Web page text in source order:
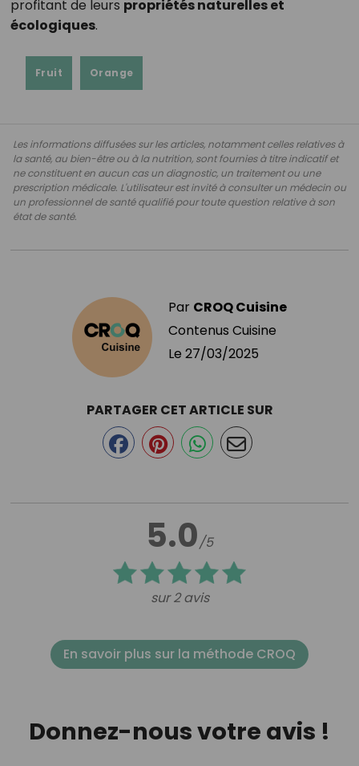
profitant de leurs propriétés naturelles et
écologiques.
Fruit Orange
Les informations diffusées sur les articles, notamment celles relatives à
la santé, au bien-être ou à la nutrition, sont fournies à titre indicatif et
ne constituent en aucun cas un diagnostic, un traitement ou une
prescription médicale. L'utilisateur est invité à consulter un médecin ou
un professionnel de santé qualifié pour toute question relative à son
état de santé.
Par CROQ Cuisine
Contenus Cuisine
Le 27/03/2025
5.0/5
sur 2 avis
PARTAGER CET ARTICLE SUR
En savoir plus sur la méthode CROQ
Donnez-nous votre avis !